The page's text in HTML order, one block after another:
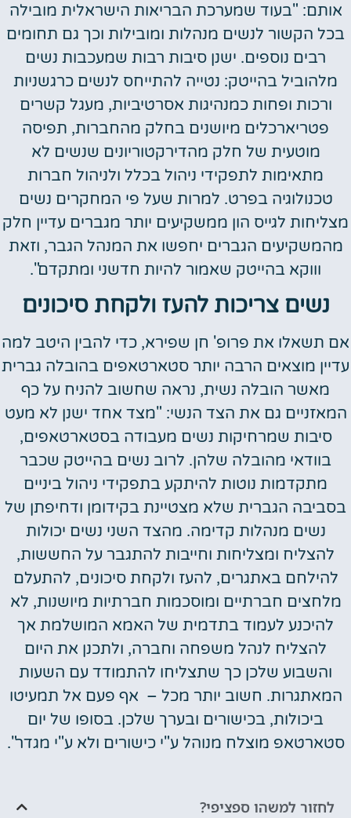
אותם: "בעוד שמערכת הבריאות הישראלית מובילה
בכל הקשור לנשים מנהלות ומובילות וכך גם תחומים
רבים נוספים. ישנן סיבות רבות שמעכבות נשים
מלהוביל בהייטק: נטייה להתייחס לנשים כרגשניות
ורכות ופחות כמנהיגות אסרטיביות, מעגל קשרים
פטריארכלים מיושנים בחלק מהחברות, תפיסה
מוטעית של חלק מהדירקטוריונים שנשים לא
מתאימות לתפקידי ניהול בכלל ולניהול חברות
טכנולוגיה בפרט. למרות שעל פי המחקרים נשים
מצליחות לגייס הון ממשקיעים יותר מגברים עדיין חלק
מהמשקיעים הגברים יחפשו את המנהל הגבר, וזאת
וווקא בהייטק שאמור להיות חדשני ומתקדם".
נשים צריכות להעז ולקחת סיכונים
אם תשאלו את פרופ' חן שפירא, כדי להבין היטב למה
עדיין מוצאים הרבה יותר סטארטאפים בהובלה גברית
מאשר הובלה נשית, נראה שחשוב להניח על כף
המאזניים גם את הצד הנשי: "מצד אחד ישנן לא מעט
סיבות שמרחיקות נשים מעבודה בסטארטאפים,
בוודאי מהובלה שלהן. לרוב נשים בהייטק שכבר
מתקדמות נוטות להיתקע בתפקידי ניהול ביניים
בסביבה הגברית שלא מצטיינת בקידומן ודחיפתן של
נשים מנהלות קדימה. מהצד השני נשים יכולות
להצליח ומצליחות וחייבות להתגבר על החששות,
להילחם באתגרים, להעז ולקחת סיכונים, להתעלם
מלחצים חברתיים ומוסכמות חברתיות מיושנות, לא
להיכנע לעמוד בתדמית של האמא המושלמת אך
להצליח לנהל משפחה וחברה, ולתכנן את היום
והשבוע שלכן כך שתצליחו להתמודד עם השעות
המאתגרות. חשוב יותר מכל – אף פעם אל תמעיטו
ביכולות, בכישורים ובערך שלכן. בסופו של יום
סטארטאפ מוצלח מנוהל ע"י כישורים ולא ע"י מגדר".
לחזור למשהו ספציפי?